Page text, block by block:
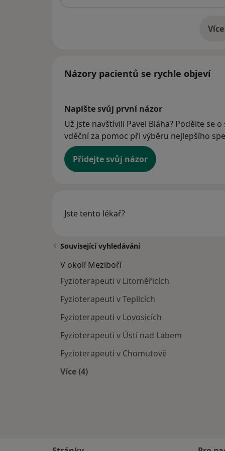
Více
o
Názory pacientů se rychle objeví
Napište svůj první názor
Už jste navštívili Pavel Bláha? Podělte se
vděční za pomoc při výběru nejlepšího
Přidejte svůj názor
Jste tento lékař?
Související vyhledávání
V okolí Meziboří
Fyzioterapeuti v Litoměřicích
Fyzioterapeuti v Teplicích
Fyzioterapeuti v Lovosicích
Fyzioterapeuti v Ústí nad Labem
Fyzioterapeuti v Chomutově
Více (4)